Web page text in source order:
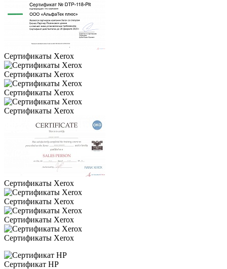
Сертификаты Xerox
Сертификаты Xerox
Сертификаты Xerox
Сертификаты Xerox
Сертификаты Xerox
Сертификаты Xerox
Сертификаты Xerox
Сертификаты Xerox
Сертификат HP